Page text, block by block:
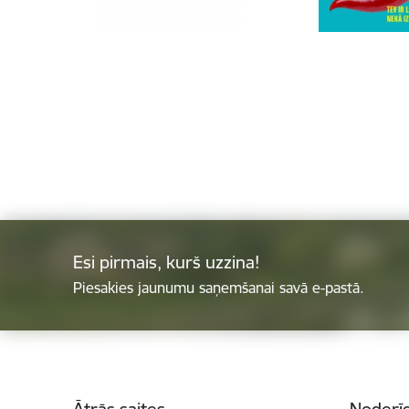
Esi pirmais, kurš uzzina!
Piesakies jaunumu saņemšanai savā e-pastā.